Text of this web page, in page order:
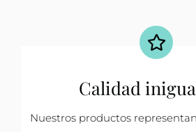
Calidad
Nuestros productos